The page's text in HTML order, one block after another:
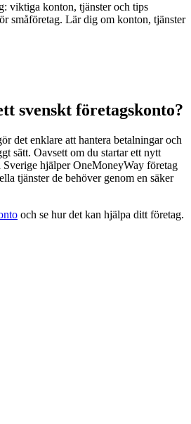
viktiga konton, tjänster och tips
småföretag. Lär dig om konton, tjänster
svenskt företagskonto?
det enklare att hantera betalningar och
sätt. Oavsett om du startar ett nytt
hjälper OneMoneyWay företag
tjänster de behöver genom en säker
och se hur det kan hjälpa ditt företag.